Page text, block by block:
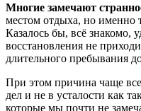
Многие замечают
местом отдыха, но именно
Казалось бы, всё знакомо,
восстановления не
длительного пребывания
При этом причина чаще
дел и не в усталости как
которые мы почти не